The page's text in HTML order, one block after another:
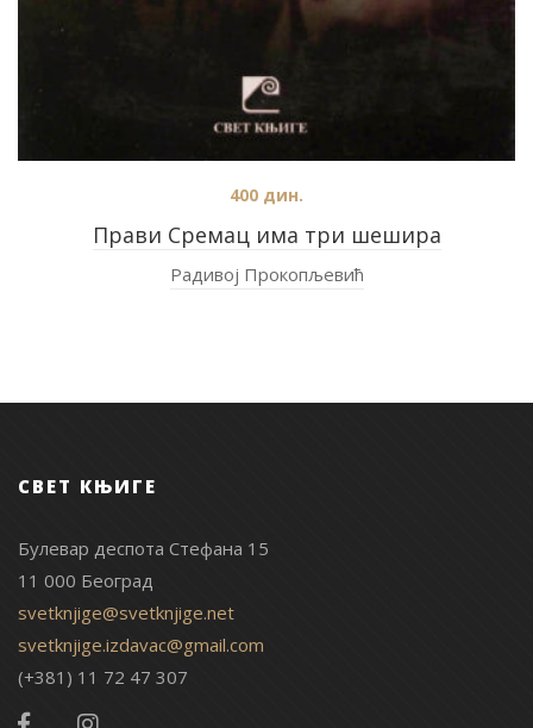
Прави Сремац има три шешира
400 дин.
Радивој Прокопљевић
СВЕТ КЊИГЕ
Булевар деспота Стефана 15
11 000 Београд
svetknjige@svetknjige.net
svetknjige.izdavac@gmail.com
(+381) 11 72 47 307